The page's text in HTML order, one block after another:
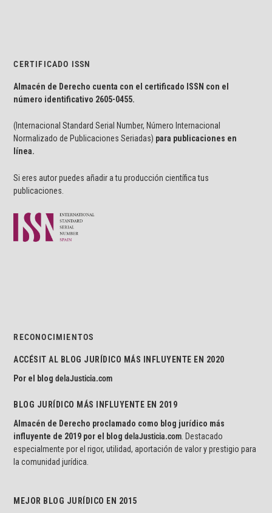
CERTIFICADO ISSN
Almacén de Derecho cuenta con el certificado ISSN con el
número identificativo 2605-0455.
(Internacional Standard Serial Number, Número Internacional
Normalizado de Publicaciones Seriadas) para publicaciones en
línea.
Si eres autor puedes añadir a tu producción científica tus
publicaciones.
RECONOCIMIENTOS
ACCÉSIT AL BLOG JURÍDICO MÁS INFLUYENTE EN 2020
Por el blogdelaJusticia.com
BLOG JURÍDICO MÁS INFLUYENTE EN 2019
Almacén de Derecho proclamado como blog jurídico más
influyente de 2019 por el blogdelaJusticia.com . Destacado
especialmente por el rigor, utilidad, aportación de valor y prestigio para
la comunidad jurídica.
MEJOR BLOG JURÍDICO EN 2015